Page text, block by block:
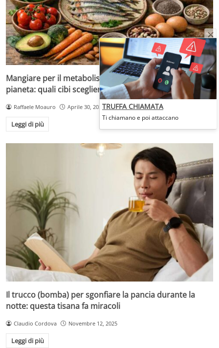
Mangiare per il metabolismo senza dimenticare il
pianeta: quali cibi scegliere e perché
Raffaele Moauro Aprile 30, 2026
Leggi di più
Il trucco (bomba) per sgonfiare la pancia durante la
notte: questa tisana fa miracoli
Claudio Cordova Novembre 12, 2025
Leggi di più
TRUFFA CHIAMATA
Ti chiamano e poi attaccano